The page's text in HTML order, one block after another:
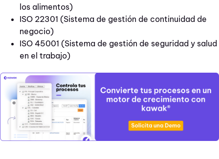
los alimentos)
ISO 22301 (Sistema de gestión de continuidad de
negocio)
ISO 45001 (Sistema de gestión de seguridad y salud
en el trabajo)